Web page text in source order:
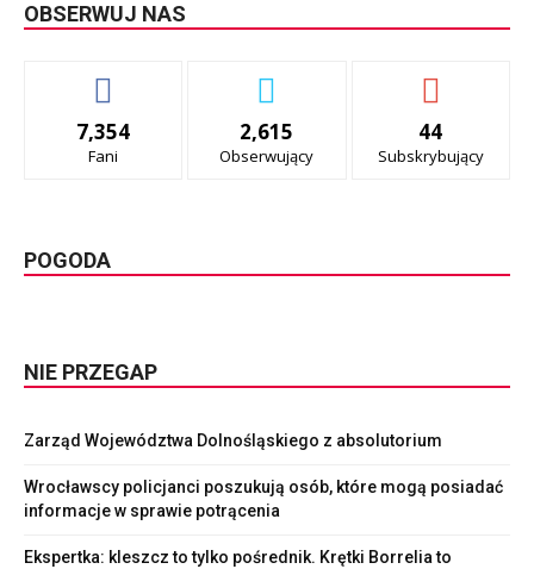
OBSERWUJ NAS
7,354
Fani
2,615
Obserwujący
44
Subskrybujący
POGODA
NIE PRZEGAP
Zarząd Województwa Dolnośląskiego z absolutorium
Wrocławscy policjanci poszukują osób, które mogą posiadać
informacje w sprawie potrącenia
Ekspertka: kleszcz to tylko pośrednik. Krętki Borrelia to